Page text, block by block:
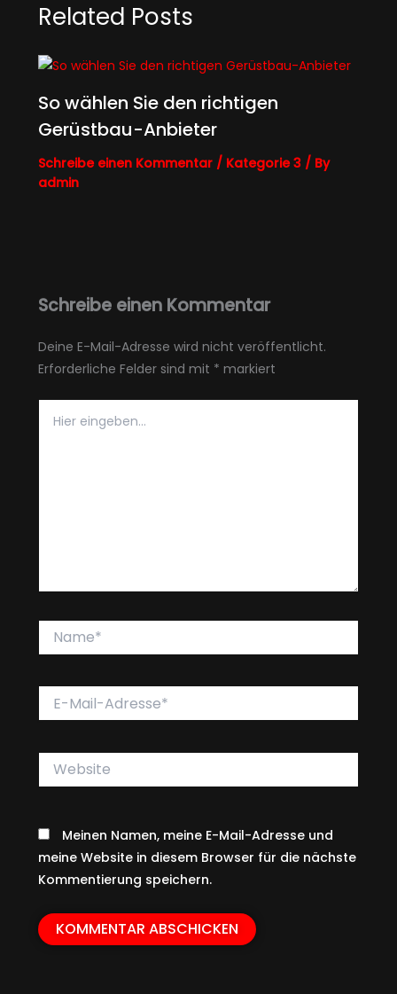
Related Posts
So wählen Sie den richtigen
Gerüstbau-Anbieter
Schreibe einen Kommentar / Kategorie 3/ By
admin
Schreibe einen Kommentar
Deine E-Mail-Adresse wird nicht veröffentlicht.
Erforderliche Felder sind mit * markiert
eingeben…
Mail-
Website
Meinen Namen, meine E-Mail-Adresse und
meine Website in diesem Browser für die nächste
Kommentierung speichern.